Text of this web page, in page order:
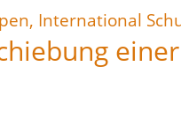
International